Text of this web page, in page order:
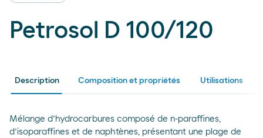
Petrosol D 100/120
Description Composition et propriétés Utilisations
Mélange d’hydrocarbures composé de n-paraffines,
d’isoparaffines et de naphtènes, présentant une plage de